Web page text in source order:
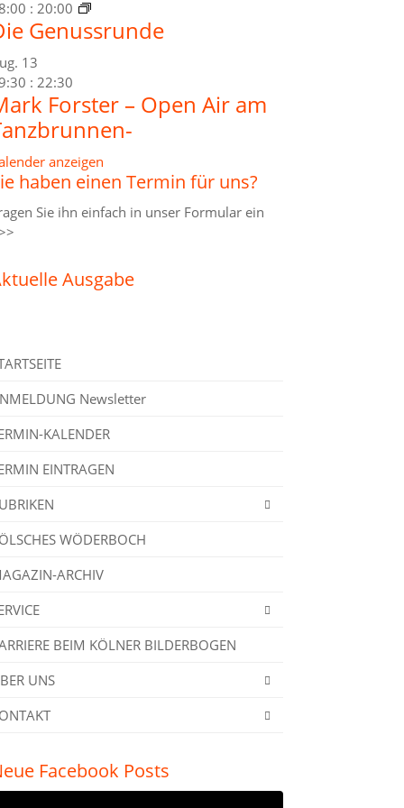
: 20:00
Genussrunde
13
: 22:30
Forster – Open Air am
anzeigen
haben einen Termin für uns?
Sie ihn einfach in unser Formular ein
Ausgabe
Newsletter
KALENDER
EINTRAGEN
WÖDERBOCH
ARCHIV
BEIM KÖLNER BILDERBOGEN
UNS
Facebook Posts